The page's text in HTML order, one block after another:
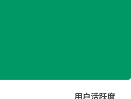
用户活跃度